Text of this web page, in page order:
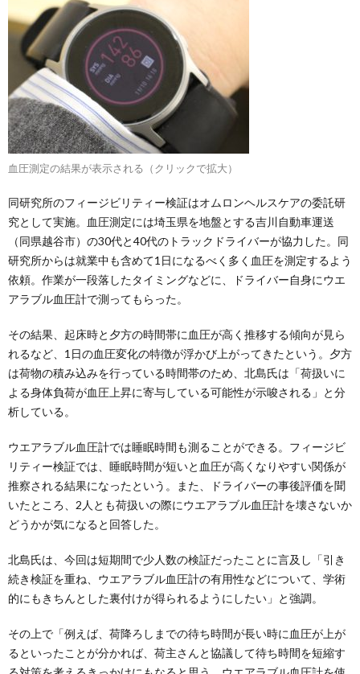
血圧測定の結果が表示される（クリックで拡大）
同研究所のフィージビリティー検証はオムロンヘルスケアの委託研
究として実施。血圧測定には埼玉県を地盤とする吉川自動車運送
（同県越谷市）の30代と40代のトラックドライバーが協力した。同
研究所からは就業中も含めて1日になるべく多く血圧を測定するよう
依頼。作業が一段落したタイミングなどに、ドライバー自身にウエ
アラブル血圧計で測ってもらった。
その結果、起床時と夕方の時間帯に血圧が高く推移する傾向が見ら
れるなど、1日の血圧変化の特徴が浮かび上がってきたという。夕方
は荷物の積み込みを行っている時間帯のため、北島氏は「荷扱いに
よる身体負荷が血圧上昇に寄与している可能性が示唆される」と分
析している。
ウエアラブル血圧計では睡眠時間も測ることができる。フィージビ
リティー検証では、睡眠時間が短いと血圧が高くなりやすい関係が
推察される結果になったという。また、ドライバーの事後評価を聞
いたところ、2人とも荷扱いの際にウエアラブル血圧計を壊さないか
どうかが気になると回答した。
北島氏は、今回は短期間で少人数の検証だったことに言及し「引き
続き検証を重ね、ウエアラブル血圧計の有用性などについて、学術
的にもきちんとした裏付けが得られるようにしたい」と強調。
その上で「例えば、荷降ろしまでの待ち時間が長い時に血圧が上が
るといったことが分かれば、荷主さんと協議して待ち時間を短縮す